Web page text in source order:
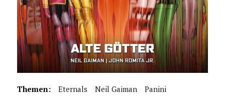
Themen: Eternals Neil Gaiman
Panini